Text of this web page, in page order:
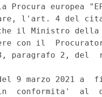
europea
l'art. 4 del
il Ministro
con il
2, del
9 marzo 2021 a
conformita'  al